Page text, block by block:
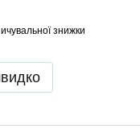
знижки